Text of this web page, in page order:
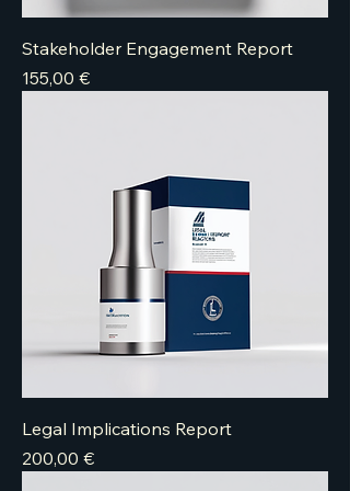
Stakeholder Engagement Report
Price
155,00 €
Legal Implications Report
Price
200,00 €